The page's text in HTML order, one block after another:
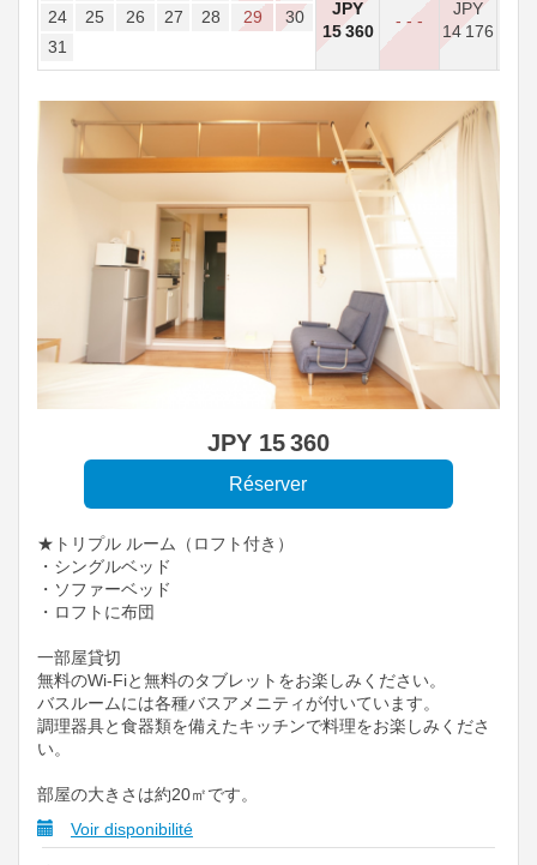
24
25 26 27 28 29
30
31
JPY
15 360
- - -
JPY
14 176
JPY 15 360
★トリプル ルーム（ロフト付き）
・シングルベッド
・ソファーベッド
・ロフトに布団
一部屋貸切
無料のWi-Fiと無料のタブレットをお楽しみください。
バスルームには各種バスアメニティが付いています。
調理器具と食器類を備えたキッチンで料理をお楽しみくださ
い。
部屋の大きさは約20㎡です。
Voir disponibilité